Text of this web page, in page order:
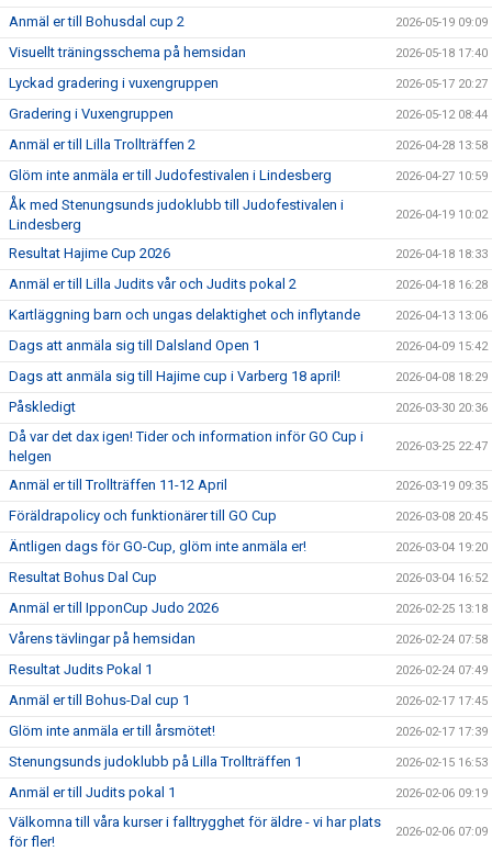
Anmäl er till Bohusdal cup 2 2026-05-19 09:09
Visuellt träningsschema på hemsidan 2026-05-18 17:40
Lyckad gradering i vuxengruppen 2026-05-17 20:27
Gradering i Vuxengruppen 2026-05-12 08:44
Anmäl er till Lilla Trollträffen 2 2026-04-28 13:58
Glöm inte anmäla er till Judofestivalen i Lindesberg 2026-04-27 10:59
Åk med Stenungsunds judoklubb till Judofestivalen i
Lindesberg
2026-04-19 10:02
Resultat Hajime Cup 2026 2026-04-18 18:33
Anmäl er till Lilla Judits vår och Judits pokal 2 2026-04-18 16:28
Kartläggning barn och ungas delaktighet och inflytande 2026-04-13 13:06
Dags att anmäla sig till Dalsland Open 1 2026-04-09 15:42
Dags att anmäla sig till Hajime cup i Varberg 18 april! 2026-04-08 18:29
Påskledigt 2026-03-30 20:36
Då var det dax igen! Tider och information inför GO Cup i
helgen
2026-03-25 22:47
Anmäl er till Trollträffen 11-12 April 2026-03-19 09:35
Föräldrapolicy och funktionärer till GO Cup 2026-03-08 20:45
Äntligen dags för GO-Cup, glöm inte anmäla er! 2026-03-04 19:20
Resultat Bohus Dal Cup 2026-03-04 16:52
Anmäl er till IpponCup Judo 2026 2026-02-25 13:18
Vårens tävlingar på hemsidan 2026-02-24 07:58
Resultat Judits Pokal 1 2026-02-24 07:49
Anmäl er till Bohus-Dal cup 1 2026-02-17 17:45
Glöm inte anmäla er till årsmötet! 2026-02-17 17:39
Stenungsunds judoklubb på Lilla Trollträffen 1 2026-02-15 16:53
Anmäl er till Judits pokal 1 2026-02-06 09:19
Välkomna till våra kurser i falltrygghet för äldre - vi har plats
för fler!
2026-02-06 07:09